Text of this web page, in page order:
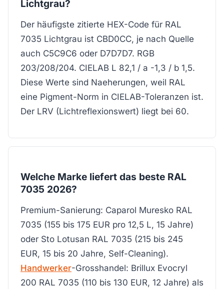
Lichtgrau?
Der häufigste zitierte HEX-Code für RAL
7035 Lichtgrau ist CBD0CC, je nach Quelle
auch C5C9C6 oder D7D7D7. RGB
203/208/204. CIELAB L 82,1 / a -1,3 / b 1,5.
Diese Werte sind Naeherungen, weil RAL
eine Pigment-Norm in CIELAB-Toleranzen ist.
Der LRV (Lichtreflexionswert) liegt bei 60.
Welche Marke liefert das beste RAL
7035 2026?
Premium-Sanierung: Caparol Muresko RAL
7035 (155 bis 175 EUR pro 12,5 L, 15 Jahre)
oder Sto Lotusan RAL 7035 (215 bis 245
EUR, 15 bis 20 Jahre, Self-Cleaning).
Handwerker-Grosshandel: Brillux Evocryl
200 RAL 7035 (110 bis 130 EUR, 12 Jahre) als